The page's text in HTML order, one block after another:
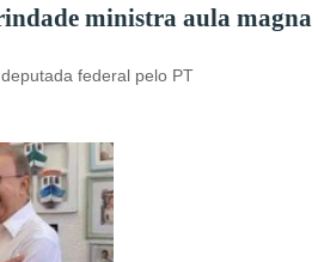
ministra aula magna
federal pelo PT